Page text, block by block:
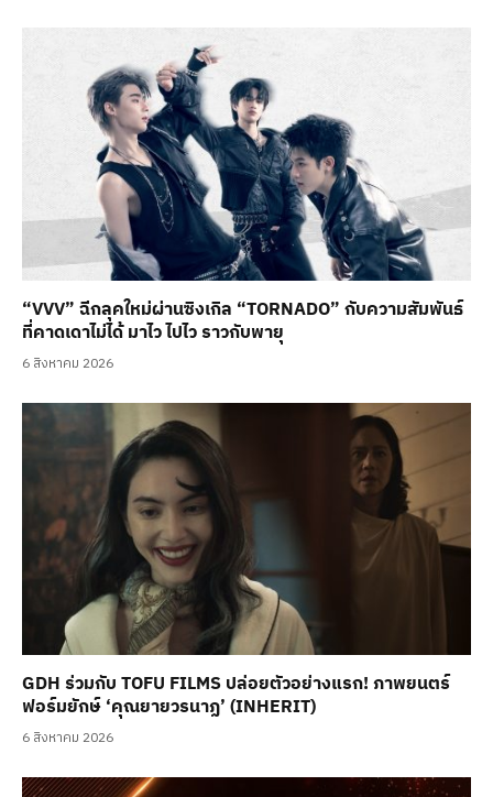
“VVV” ฉีกลุคใหม่ผ่านซิงเกิล “TORNADO” กับความสัมพันธ์
ที่คาดเดาไม่ได้ มาไว ไปไว ราวกับพายุ
6 สิงหาคม 2026
GDH ร่วมกับ TOFU FILMS ปล่อยตัวอย่างแรก! ภาพยนตร์
ฟอร์มยักษ์ ‘คุณยายวรนาฏ’ (INHERIT)
6 สิงหาคม 2026